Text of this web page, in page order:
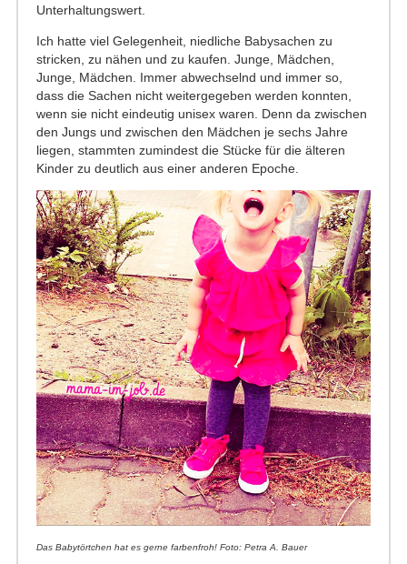
Unterhaltungswert.
Ich hatte viel Gelegenheit, niedliche Babysachen zu
stricken, zu nähen und zu kaufen. Junge, Mädchen,
Junge, Mädchen. Immer abwechselnd und immer so,
dass die Sachen nicht weitergegeben werden konnten,
wenn sie nicht eindeutig unisex waren. Denn da zwischen
den Jungs und zwischen den Mädchen je sechs Jahre
liegen, stammten zumindest die Stücke für die älteren
Kinder zu deutlich aus einer anderen Epoche.
Das Babytörtchen hat es gerne farbenfroh! Foto: Petra A. Bauer